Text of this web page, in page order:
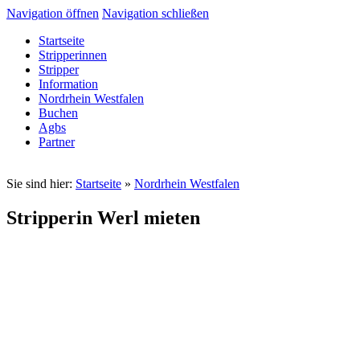
Navigation öffnen Navigation schließen
Startseite
Stripperinnen
Stripper
Information
Nordrhein Westfalen
Buchen
Agbs
Partner
Sie sind hier: Startseite » Nordrhein Westfalen
Stripperin Werl mieten